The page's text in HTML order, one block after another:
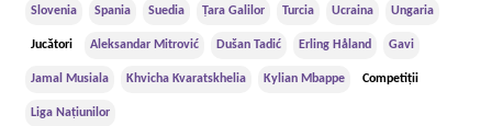
Slovenia Spania Suedia Țara Galilor Turcia Ucraina Ungaria
Jucători Aleksandar Mitrović Dušan Tadić Erling Håland Gavi
Jamal Musiala Khvicha Kvaratskhelia Kylian Mbappe Competiții
Liga Națiunilor